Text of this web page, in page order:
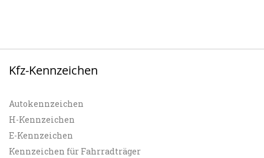
Kfz-Kennzeichen
Autokennzeichen
H-Kennzeichen
E-Kennzeichen
Kennzeichen für Fahrradträger